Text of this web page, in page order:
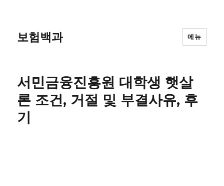
보험백과 메뉴
서민금융진흥원 대학생 햇살
론 조건, 거절 및 부결사유, 후
기